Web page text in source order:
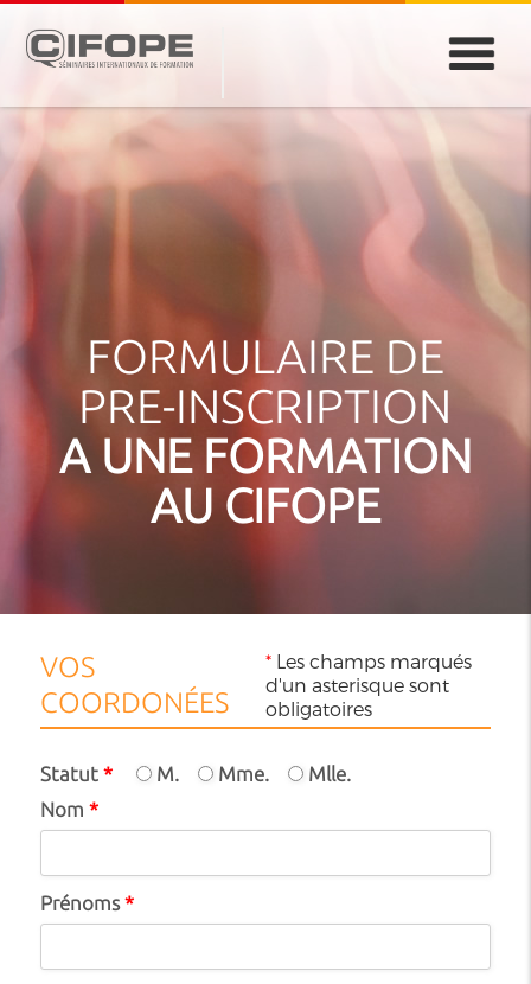
ABIDJAN
ATLANTA
CASABLANCA
JEDDAH
MONTREAL
FORMULAIRE DE
PRE-INSCRIPTION
A UNE FORMATION
AU CIFOPE
VOS
COORDONÉES
*Les champs marqués
d'un asterisque sont
obligatoires
Statut * M. Mme.
Mlle.
Nom *
Prénoms*